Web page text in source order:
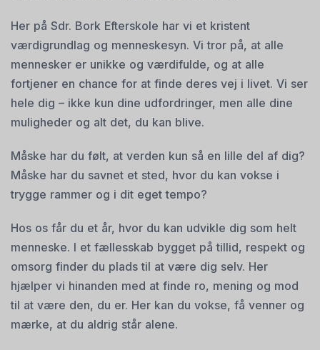
Her på Sdr. Bork Efterskole har vi et kristent
værdigrundlag og menneskesyn. Vi tror på, at alle
mennesker er unikke og værdifulde, og at alle
fortjener en chance for at finde deres vej i livet. Vi ser
hele dig – ikke kun dine udfordringer, men alle dine
muligheder og alt det, du kan blive.
Måske har du følt, at verden kun så en lille del af dig?
Måske har du savnet et sted, hvor du kan vokse i
trygge rammer og i dit eget tempo?
Hos os får du et år, hvor du kan udvikle dig som helt
menneske. I et fællesskab bygget på tillid, respekt og
omsorg finder du plads til at være dig selv. Her
hjælper vi hinanden med at finde ro, mening og mod
til at være den, du er. Her kan du vokse, få venner og
mærke, at du aldrig står alene.